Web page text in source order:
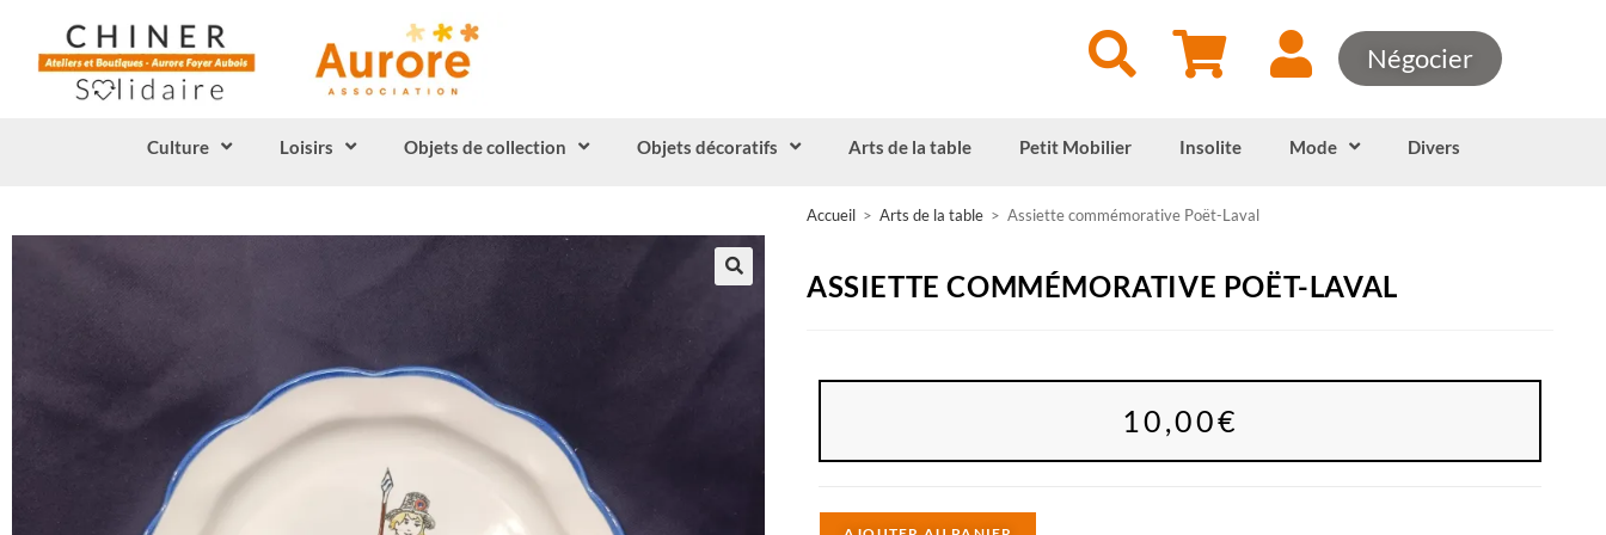
Négocier
Culture Loisirs Objets de collection Objets décoratifs Arts de la table Petit Mobilier Insolite Mode Divers
Accueil > Arts de la table > Assiette commémorative Poët-Laval
ASSIETTE COMMÉMORATIVE POËT-LAVAL
10,00€